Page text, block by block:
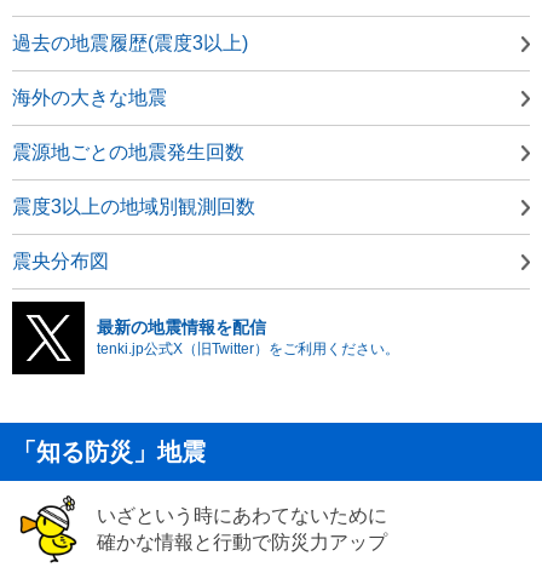
過去の地震履歴(震度3以上)
海外の大きな地震
震源地ごとの地震発生回数
震度3以上の地域別観測回数
震央分布図
最新の地震情報を配信
tenki.jp公式X（旧Twitter）をご利用ください。
「知る防災」地震
いざという時にあわてないために
確かな情報と行動で防災力アップ